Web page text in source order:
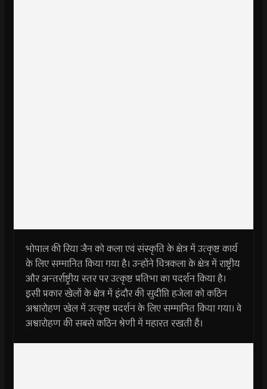
भोपाल की रिया जैन को कला एवं संस्कृति के क्षेत्र में उत्कृष्ट कार्य
के लिए सम्मानित किया गया है। उन्होंने चित्रकला के क्षेत्र में राष्ट्रीय
और अन्तर्राष्ट्रीय स्तर पर उत्कृष्ट प्रतिभा का पदर्शन किया है।
इसी प्रकार खेलों के क्षेत्र में इंदौर की सुदीप्ति हजेला को कठिन
अश्वारोहण खेल में उत्कृष्ट प्रदर्शन के लिए सम्मानित किया गया। वे
अश्वारोहण की सबसे कठिन श्रेणी में महारत रखती हैं।